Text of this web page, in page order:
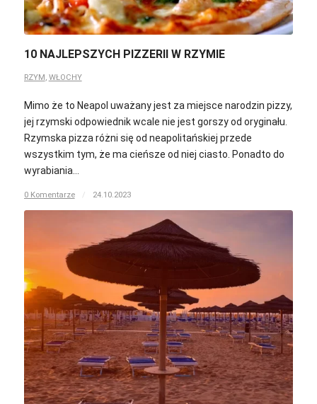
10 NAJLEPSZYCH PIZZERII W RZYMIE
RZYM, WŁOCHY
Mimo że to Neapol uważany jest za miejsce narodzin pizzy,
jej rzymski odpowiednik wcale nie jest gorszy od oryginału.
Rzymska pizza różni się od neapolitańskiej przede
wszystkim tym, że ma cieńsze od niej ciasto. Ponadto do
wyrabiania…
0 Komentarze / 24.10.2023